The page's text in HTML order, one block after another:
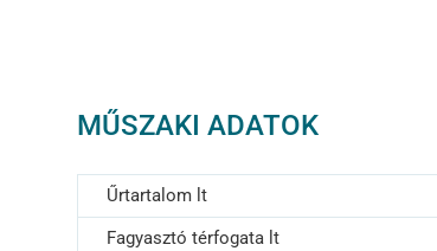
MŰSZAKI ADATOK
Űrtartalom lt
Fagyasztó térfogata lt